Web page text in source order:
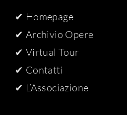
✔ Homepage
✔ Archivio Opere​
✔ Virtual Tour
✔ Contatti
✔ L’Associazione